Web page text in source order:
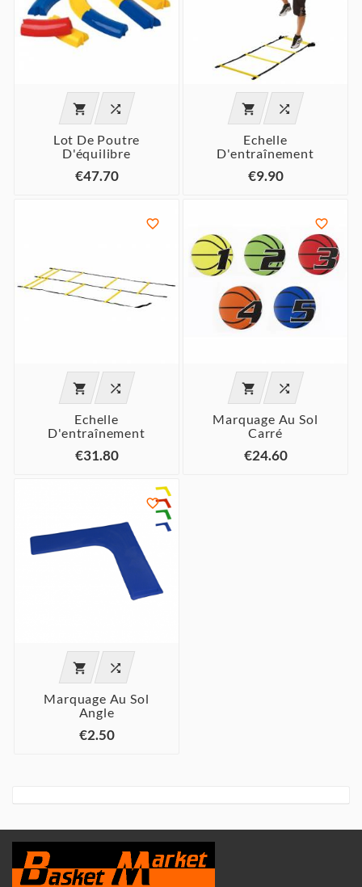
 
Lot De Poutre
D'équilibre
€47.70
 
Echelle
D'entraînement
€9.90

 
Echelle
D'entraînement
€31.80

 
Marquage Au Sol
Carré
€24.60

 
Marquage Au Sol
Angle
€2.50